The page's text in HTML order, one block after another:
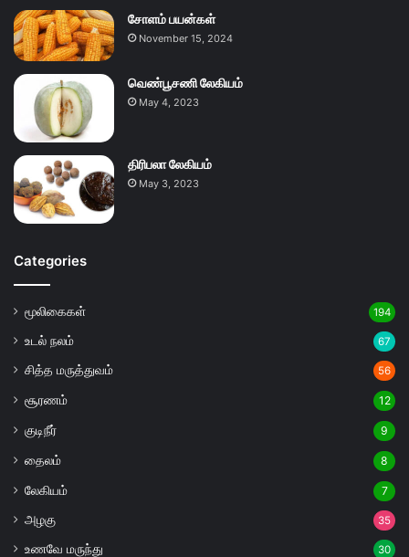
சோளம் பயன்கள்
November 15, 2024
வெண்பூசணி லேகியம்
May 4, 2023
திரிபலா லேகியம்
May 3, 2023
Categories
மூலிகைகள் 194
உடல் நலம் 67
சித்த மருத்துவம் 56
சூரணம் 12
குடிநீர் 9
தைலம் 8
லேகியம் 7
அழகு 35
உணவே மருந்து 30